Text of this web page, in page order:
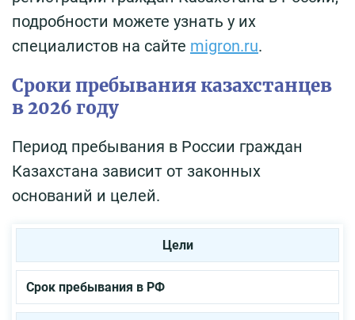
подробности можете узнать у их
специалистов на сайте migron.ru.
Сроки пребывания казахстанцев
в 2026 году
Период пребывания в России граждан
Казахстана зависит от законных
оснований и целей.
Цели
Срок пребывания в РФ